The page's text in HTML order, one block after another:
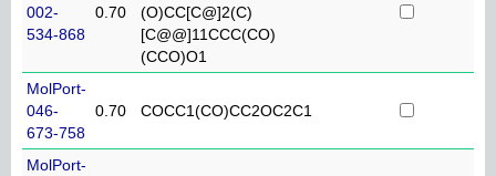
002-
534-868
0.70
(O)CC[C@]2(C)
[C@@]11CCC(CO)
(CCO)O1
MolPort-
046-
673-758
0.70 COCC1(CO)CC2OC2C1
MolPort-